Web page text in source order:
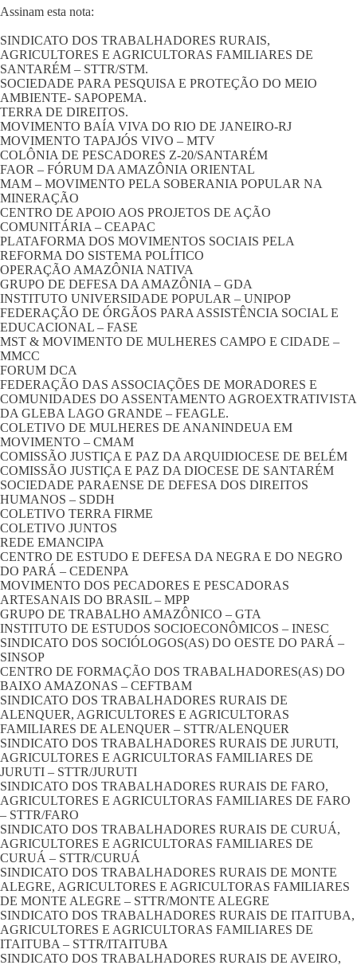
Assinam esta nota:
SINDICATO DOS TRABALHADORES RURAIS,
AGRICULTORES E AGRICULTORAS FAMILIARES DE
SANTARÉM – STTR/STM.
SOCIEDADE PARA PESQUISA E PROTEÇÃO DO MEIO
AMBIENTE- SAPOPEMA.
TERRA DE DIREITOS.
MOVIMENTO BAÍA VIVA DO RIO DE JANEIRO-RJ
MOVIMENTO TAPAJÓS VIVO – MTV
COLÔNIA DE PESCADORES Z-20/SANTARÉM
FAOR – FÓRUM DA AMAZÔNIA ORIENTAL
MAM – MOVIMENTO PELA SOBERANIA POPULAR NA
MINERAÇÃO
CENTRO DE APOIO AOS PROJETOS DE AÇÃO
COMUNITÁRIA – CEAPAC
PLATAFORMA DOS MOVIMENTOS SOCIAIS PELA
REFORMA DO SISTEMA POLÍTICO
OPERAÇÃO AMAZÔNIA NATIVA
GRUPO DE DEFESA DA AMAZÔNIA – GDA
INSTITUTO UNIVERSIDADE POPULAR – UNIPOP
FEDERAÇÃO DE ÓRGÃOS PARA ASSISTÊNCIA SOCIAL E
EDUCACIONAL – FASE
MST & MOVIMENTO DE MULHERES CAMPO E CIDADE –
MMCC
FORUM DCA
FEDERAÇÃO DAS ASSOCIAÇÕES DE MORADORES E
COMUNIDADES DO ASSENTAMENTO AGROEXTRATIVISTA
DA GLEBA LAGO GRANDE – FEAGLE.
COLETIVO DE MULHERES DE ANANINDEUA EM
MOVIMENTO – CMAM
COMISSÃO JUSTIÇA E PAZ DA ARQUIDIOCESE DE BELÉM
COMISSÃO JUSTIÇA E PAZ DA DIOCESE DE SANTARÉM
SOCIEDADE PARAENSE DE DEFESA DOS DIREITOS
HUMANOS – SDDH
COLETIVO TERRA FIRME
COLETIVO JUNTOS
REDE EMANCIPA
CENTRO DE ESTUDO E DEFESA DA NEGRA E DO NEGRO
DO PARÁ – CEDENPA
MOVIMENTO DOS PECADORES E PESCADORAS
ARTESANAIS DO BRASIL – MPP
GRUPO DE TRABALHO AMAZÔNICO – GTA
INSTITUTO DE ESTUDOS SOCIOECONÔMICOS – INESC
SINDICATO DOS SOCIÓLOGOS(AS) DO OESTE DO PARÁ –
SINSOP
CENTRO DE FORMAÇÃO DOS TRABALHADORES(AS) DO
BAIXO AMAZONAS – CEFTBAM
SINDICATO DOS TRABALHADORES RURAIS DE
ALENQUER, AGRICULTORES E AGRICULTORAS
FAMILIARES DE ALENQUER – STTR/ALENQUER
SINDICATO DOS TRABALHADORES RURAIS DE JURUTI,
AGRICULTORES E AGRICULTORAS FAMILIARES DE
JURUTI – STTR/JURUTI
SINDICATO DOS TRABALHADORES RURAIS DE FARO,
AGRICULTORES E AGRICULTORAS FAMILIARES DE FARO
– STTR/FARO
SINDICATO DOS TRABALHADORES RURAIS DE CURUÁ,
AGRICULTORES E AGRICULTORAS FAMILIARES DE
CURUÁ – STTR/CURUÁ
SINDICATO DOS TRABALHADORES RURAIS DE MONTE
ALEGRE, AGRICULTORES E AGRICULTORAS FAMILIARES
DE MONTE ALEGRE – STTR/MONTE ALEGRE
SINDICATO DOS TRABALHADORES RURAIS DE ITAITUBA,
AGRICULTORES E AGRICULTORAS FAMILIARES DE
ITAITUBA – STTR/ITAITUBA
SINDICATO DOS TRABALHADORES RURAIS DE AVEIRO,